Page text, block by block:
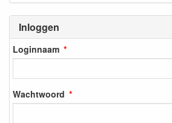
Inloggen
Loginnaam
Wachtwoord